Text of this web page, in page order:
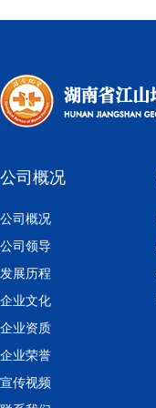
公司概况
公司概况
公司领导
发展历程
企业文化
企业资质
企业荣誉
宣传视频